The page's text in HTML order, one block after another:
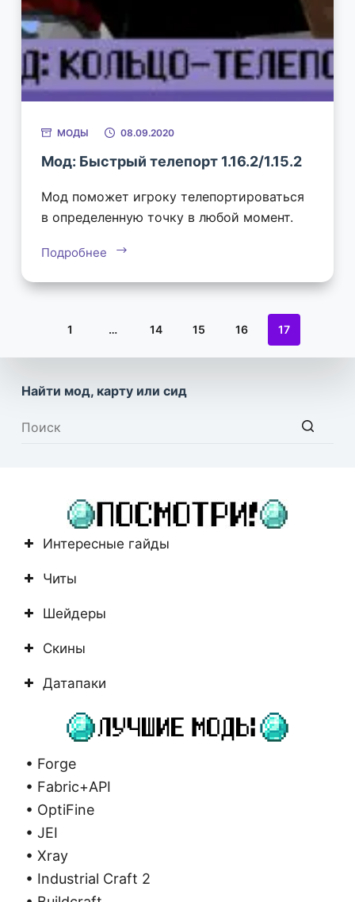
МОДЫ 08.09.2020
Мод: Быстрый телепорт 1.16.2/1.15.2
Мод поможет игроку телепортироваться
в определенную точку в любой момент.
Подробнее
1 … 14 15 16 17
Найти мод, карту или сид
Интересные гайды
Читы
Шейдеры
Скины
Датапаки
• Forge
• Fabric+API
• OptiFine
• JEI
• Xray
• Industrial Craft 2